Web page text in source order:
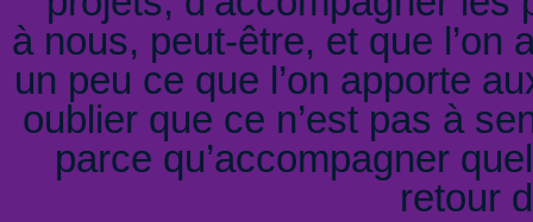
à nous, peut-être, et que l’on
un peu ce que l’on apporte
oublier que ce n’est pas à
parce qu’accompagner
retour